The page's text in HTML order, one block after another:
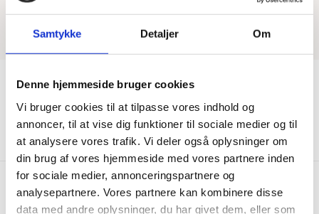
Samtykke Detaljer Om
Denne hjemmeside bruger cookies
Vi bruger cookies til at tilpasse vores indhold og
annoncer, til at vise dig funktioner til sociale medier og til
at analysere vores trafik. Vi deler også oplysninger om
din brug af vores hjemmeside med vores partnere inden
for sociale medier, annonceringspartnere og
analysepartnere. Vores partnere kan kombinere disse
data med andre oplysninger, du har givet dem, eller som
Vis mere